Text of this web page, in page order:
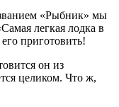
«Рыбник» мы
легкая лодка в
приготовить!
он из
целиком. Что ж,